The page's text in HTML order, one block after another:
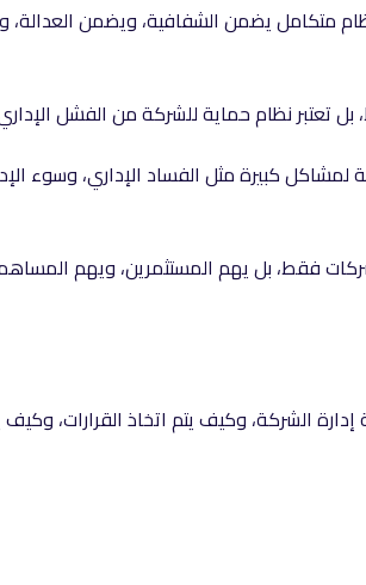
متكامل يضمن الشفافية، ويضمن العدالة،
بل تعتبر نظام حماية للشركة من الفشل
كبيرة مثل الفساد الإداري، وسوء
فقط، بل يهم المستثمرين، ويهم
الشركة، وكيف يتم اتخاذ القرارات، وكيف